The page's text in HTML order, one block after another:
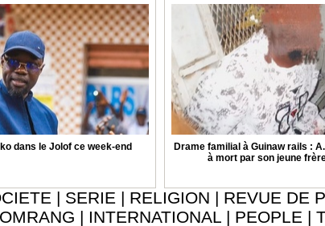
dans le Jolof ce week-end
Drame familial à Guinaw rails :
à mort par son jeune
| SERIE | RELIGION | REVUE DE
| INTERNATIONAL | PEOPLE |